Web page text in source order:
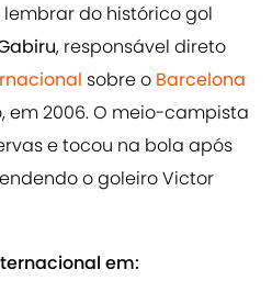
lembrar do histórico gol
, responsável direto
sobre o Barcelona
em 2006. O meio-campista
e tocou na bola após
o goleiro Victor
em: